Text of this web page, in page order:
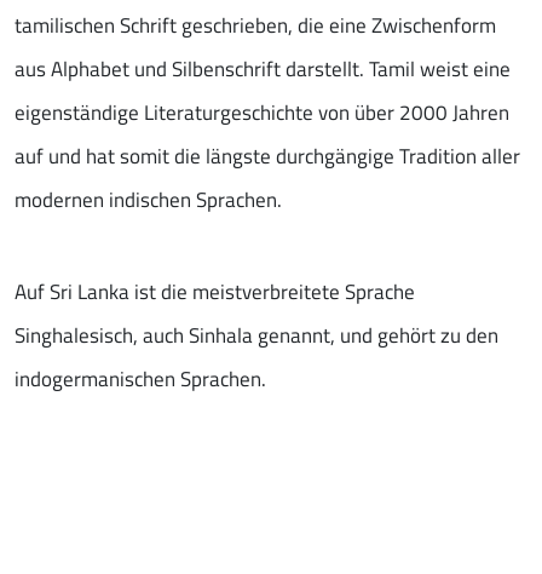
tamilischen Schrift geschrieben, die eine Zwischenform
aus Alphabet und Silbenschrift darstellt. Tamil weist eine
eigenständige Literaturgeschichte von über 2000 Jahren
auf und hat somit die längste durchgängige Tradition aller
modernen indischen Sprachen.
Auf Sri Lanka ist die meistverbreitete Sprache
Singhalesisch, auch Sinhala genannt, und gehört zu den
indogermanischen Sprachen.